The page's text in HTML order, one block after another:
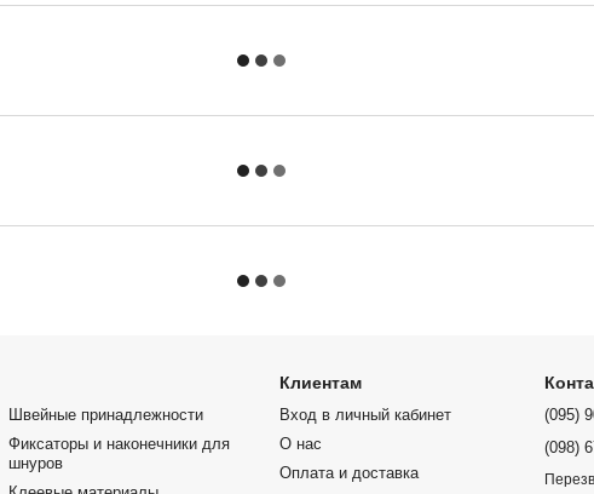
Швейные принадлежности
Фиксаторы и наконечники для
шнуров
Клиентам
Вход в личный кабинет
О нас
Оплата и доставка
(095)
(098)